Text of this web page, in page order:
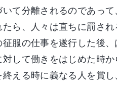
て分離されるのであっ
ら、人々は直ちに罰さ
服の仕事を遂行した後
して働きをはじめた時
える時に義なる人を賞